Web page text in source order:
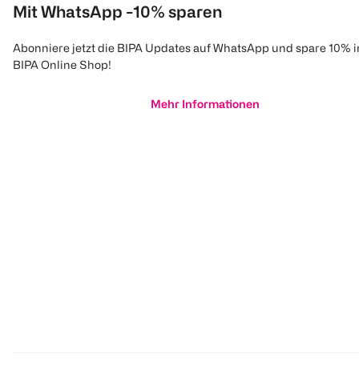
Mit WhatsApp -10% sparen
Abonniere jetzt die BIPA Updates auf WhatsApp und spare 10%
BIPA Online Shop!
Mehr Informationen